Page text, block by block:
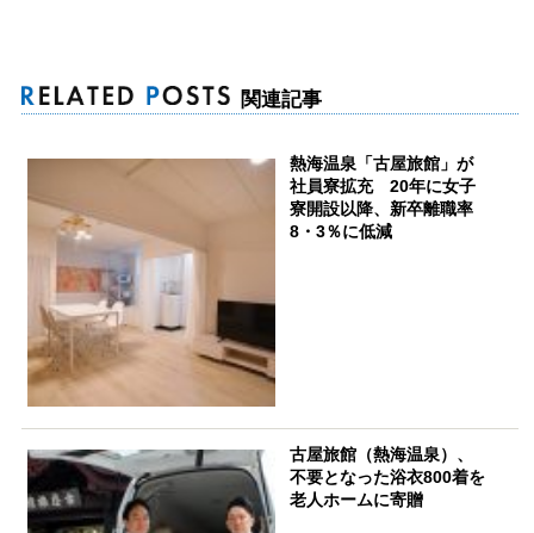
関連記事
熱海温泉「古屋旅館」が
社員寮拡充 20年に女子
寮開設以降、新卒離職率
8・3％に低減
古屋旅館（熱海温泉）、
不要となった浴衣800着を
老人ホームに寄贈